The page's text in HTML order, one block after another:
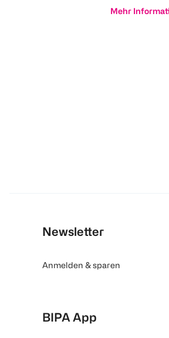
Mehr
Newsletter
Anmelden & sparen
BIPA App